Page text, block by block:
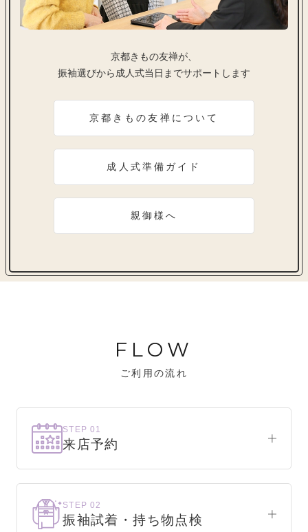
京都きもの友禅が、
振袖選びから成人式当日までサポートします
京都きもの友禅について
成人式準備ガイド
親御様へ
FLOW
ご利用の流れ
STEP 01
来店予約
まずはお気軽にご来店ください。
STEP 02
振袖試着・持ち物点検